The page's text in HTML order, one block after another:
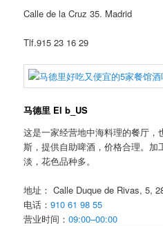
Calle de la Cruz 35. Madrid
Tlf.915 23 16 29
马德里 El b_US
这是一家经营地中海料理的餐厅
斯，提供自助啤酒，价格合理。加
淡，花色品种多。
地址：Calle Duque de Rivas, 5,
电话：910 61 98 55
营业时间：09:00–00:00